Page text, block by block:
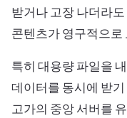
받거나 고장 나더라
콘텐츠가 영구적으로
특히 대용량 파일을
데이터를 동시에 받
고가의 중앙 서버를